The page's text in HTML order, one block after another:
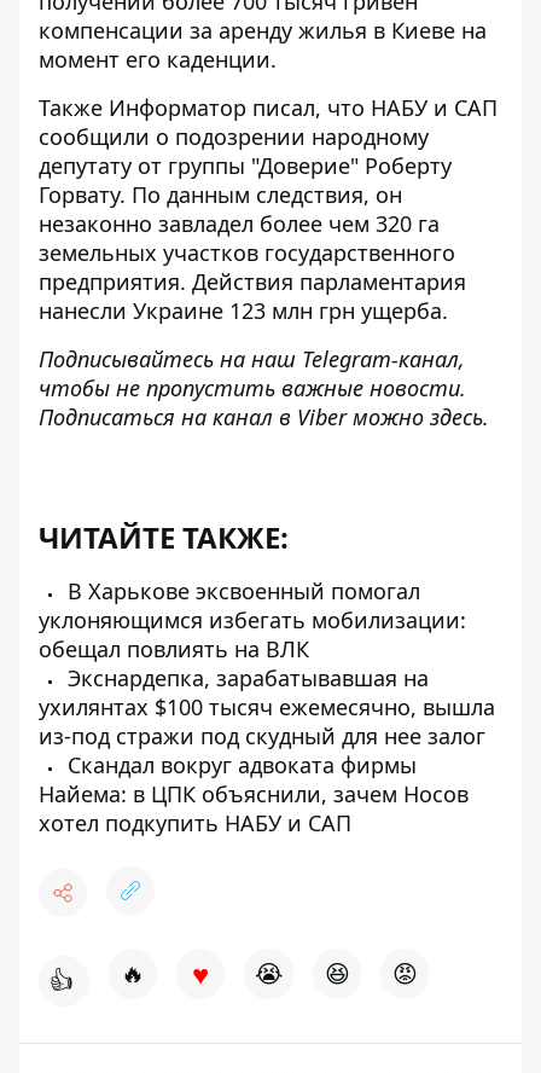
компенсации за аренду жилья в Киеве на
момент его каденции.
Также Информатор писал, что НАБУ и САП
сообщили о подозрении народному
депутату от группы "Доверие" Роберту
Горвату. По данным следствия, он
незаконно завладел более чем 320 га
земельных участков государственного
предприятия. Действия парламентария
нанесли Украине 123 млн грн ущерба.
Подписывайтесь на наш Telegram-канал,
чтобы не пропустить важные новости.
Подписаться на канал в Viber можно здесь.
ЧИТАЙТЕ ТАКЖЕ:
В Харькове эксвоенный помогал
уклоняющимся избегать мобилизации:
обещал повлиять на ВЛК
Экснардепка, зарабатывавшая на
ухилянтах $100 тысяч ежемесячно, вышла
из-под стражи под скудный для нее залог
Скандал вокруг адвоката фирмы
Найема: в ЦПК объяснили, зачем Носов
хотел подкупить НАБУ и САП
👍 🔥 ♥ 😭 😆 😡